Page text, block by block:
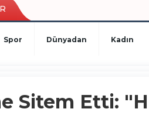
Spor Dünyadan Kadın
Sitem Etti: